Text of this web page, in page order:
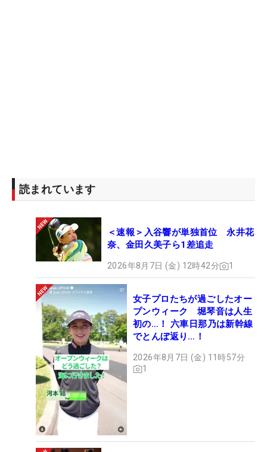
読まれています
＜速報＞入谷響が単独首位 永井花
奈、金田久美子ら1差追走
2026年8月7日 (金) 12時42分 1
女子プロたちが過ごしたオー
プンウィーク 堀琴音は人生
初の…！ 六車日那乃は新幹線
でとんぼ返り…！
2026年8月7日 (金) 11時57分
1